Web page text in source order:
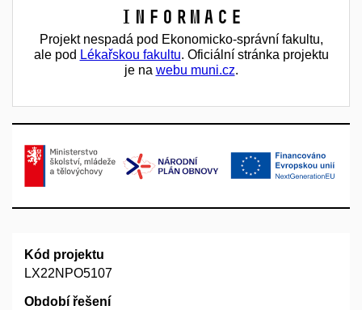
Informace
Projekt nespadá pod Ekonomicko-správní fakultu,
ale pod Lékařskou fakultu. Oficiální stránka projektu
je na webu muni.cz.
Kód projektu
LX22NPO5107
Období řešení